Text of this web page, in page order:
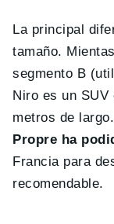
La principal
tamaño.
segmento B
Niro es un SUV
metros de
Propre ha
Francia para
recomendable.